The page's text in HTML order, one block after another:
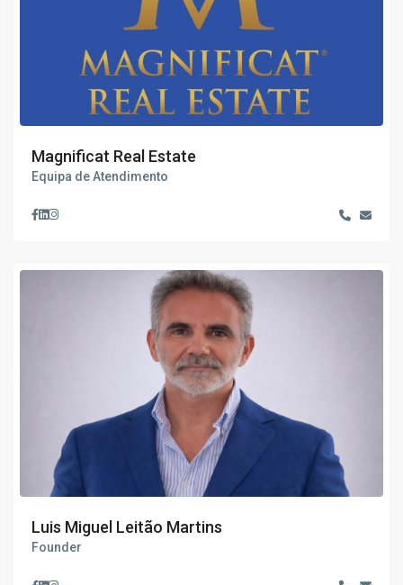
Magnificat Real Estate
Equipa de Atendimento
Luis Miguel Leitão Martins
Founder